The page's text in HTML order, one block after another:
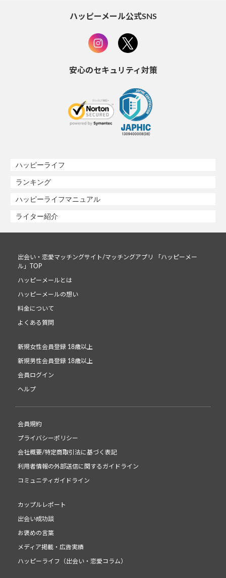
ハッピーメール公式SNS
安心のセキュリティ対策
ハッピーライフ
ランキング
ハッピーライフマニュアル
ライター紹介
出会い・恋愛マッチングサイト/マッチングアプリ 「ハッピーメー
ル」TOP
ハッピーメールとは
ハッピーメールの想い
料金について
よくある質問
新規女性会員登録 18歳以上
新規男性会員登録 18歳以上
会員ログイン
ヘルプ
会員規約
プライバシーポリシー
会社概要/特定商取引法に基づく表記
利用者情報の外部送信に関するガイドライン
コミュニティガイドライン
カップルレポート
出会い成功談
お褒めの言葉
メディア掲載・広告実績
ハッピーライフ（出会い・恋愛コラム）